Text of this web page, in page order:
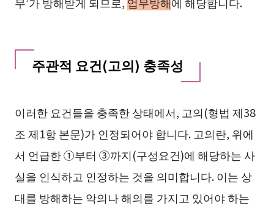
주관적 요건(고의) 충족성
이러한 요건들을 충족한 상태에서, 고의(형법 제38
조 제1항 본문)가 인정되어야 합니다. 고의란, 위에
서 언급한 ①부터 ③까지(구성요건)에 해당하는 사
실을 인식하고 인정하는 것을 의미합니다. 이는 상
대를 방해하는 악의나 해의를 가지고 있어야 하는